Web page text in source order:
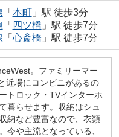
「 本町」駅 徒歩3分
「 四ツ橋 」駅 徒歩7分
「 心斎橋 」駅 徒歩7分
。ファミリーマー
近場にコンビニがあるの
トロック・TVインターホ
暮らせます。収納はシュ
納など豊富なので、衣類
今や主流となっている、